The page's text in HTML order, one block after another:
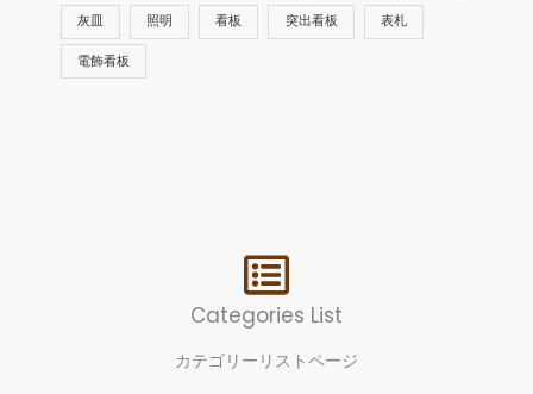
灰皿 照明 看板 突出看板 表札
電飾看板
Categories List
カテゴリーリストページ